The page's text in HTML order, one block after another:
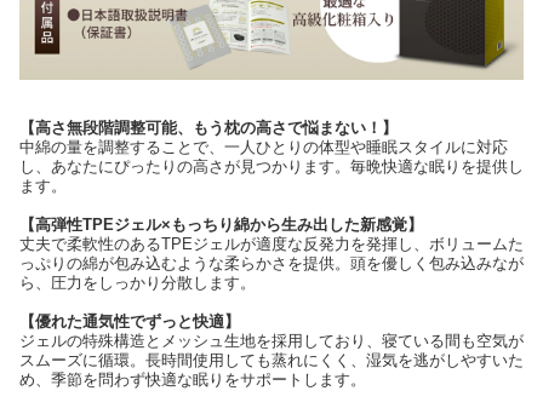
【高さ無段階調整可能、もう枕の高さで悩まない！】
中綿の量を調整することで、一人ひとりの体型や睡眠スタイルに対応
し、あなたにぴったりの高さが見つかります。毎晩快適な眠りを提供し
ます。
【高弾性TPEジェル×もっちり綿から生み出した新感覚】
丈夫で柔軟性のあるTPEジェルが適度な反発力を発揮し、ボリュームた
っぷりの綿が包み込むような柔らかさを提供。頭を優しく包み込みなが
ら、圧力をしっかり分散します。
【優れた通気性でずっと快適】
ジェルの特殊構造とメッシュ生地を採用しており、寝ている間も空気が
スムーズに循環。長時間使用しても蒸れにくく、湿気を逃がしやすいた
め、季節を問わず快適な眠りをサポートします。